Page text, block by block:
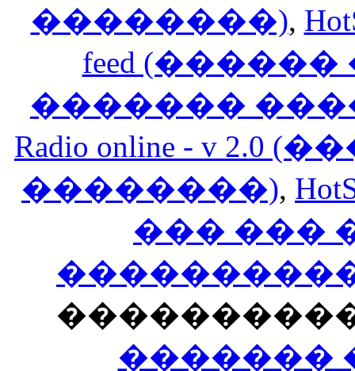
��������),
feed
�������
Radio online - v
��������),
��� ���
�������